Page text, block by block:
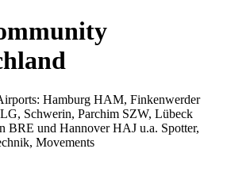
Hamburg HAM, Finkenwerder
Schwerin, Parchim SZW, Lübeck
und Hannover HAJ u.a. Spotter,
Movements